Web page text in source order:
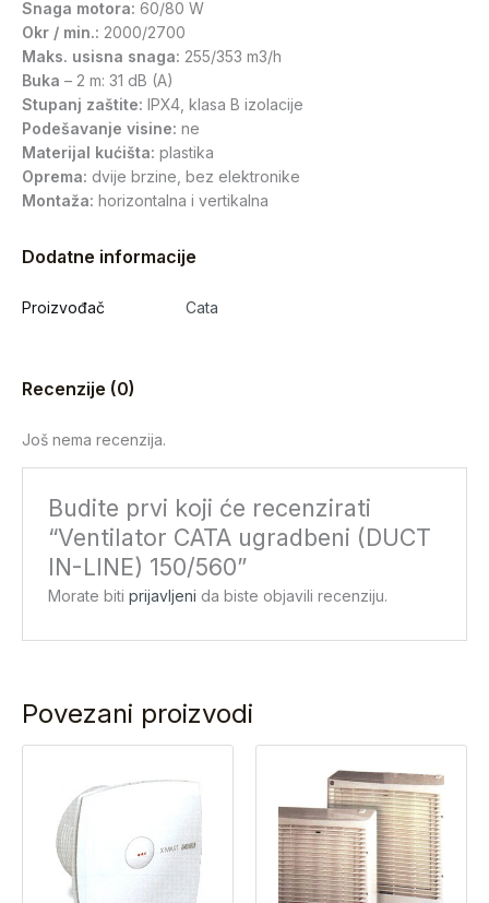
Snaga motora: 60/80 W
Okr / min.: 2000/2700
Maks. usisna snaga: 255/353 m3/h
Buka – 2 m: 31 dB (A)
Stupanj zaštite: IPX4, klasa B izolacije
Podešavanje visine: ne
Materijal kućišta: plastika
Oprema: dvije brzine, bez elektronike
Montaža: horizontalna i vertikalna
Dodatne informacije
Proizvođač Cata
Recenzije (0)
Još nema recenzija.
Budite prvi koji će recenzirati
“Ventilator CATA ugradbeni (DUCT
IN-LINE) 150/560”
Morate bitiprijavljeni da biste objavili recenziju.
Povezani proizvodi